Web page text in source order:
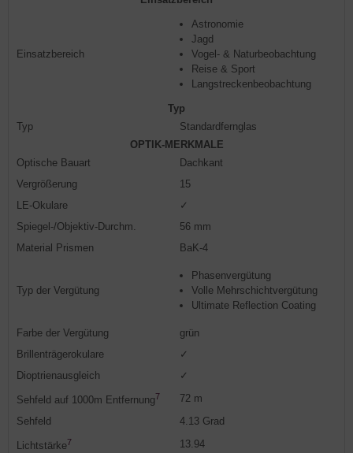
Einsatzbereich
Astronomie
Jagd
Vogel- & Naturbeobachtung
Reise & Sport
Langstreckenbeobachtung
Typ
Typ
Standardfernglas
OPTIK-MERKMALE
Optische Bauart
Dachkant
Vergrößerung
15
LE-Okulare
✓
Spiegel-/Objektiv-Durchm.
56 mm
Material Prismen
BaK-4
Typ der Vergütung
Phasenvergütung
Volle Mehrschichtvergütung
Ultimate Reflection Coating
Farbe der Vergütung
grün
Brillenträgerokulare
✓
Dioptrienausgleich
✓
Sehfeld auf 1000m Entfernung7
72 m
Sehfeld
4.13 Grad
Lichtstärke7 13.94